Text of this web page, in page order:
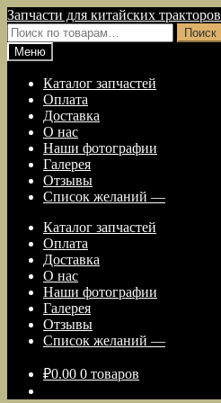
Перейти
к
навигации
Перейти
к
содержимому
Запчасти для китайских тракторов
Искать:
Поиск
Меню
Каталог запчастей
Оплата
Доставка
О нас
Наши фотографии
Галерея
Отзывы
Список желаний —
Каталог запчастей
Оплата
Доставка
О нас
Наши фотографии
Галерея
Отзывы
Список желаний —
₽0.00 0 товаров